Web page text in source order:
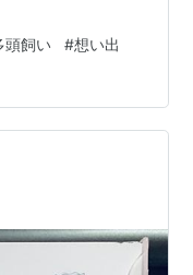
頭飼い #想い出